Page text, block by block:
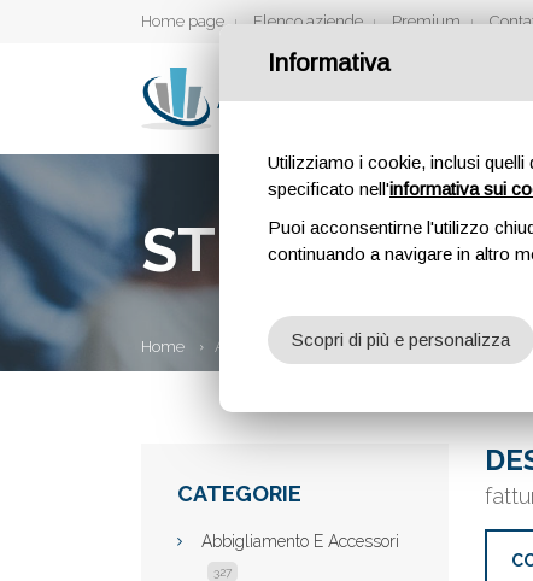
Home page Elenco aziende Premium
STUDIO
Home Aziende Studio notturno
CATEGORIE
Abbigliamento E Accessori
327
Informativa
Utilizziamo i cookie, inclusi
specificato nell'informativa sui
Puoi acconsentirne l'utilizzo
continuando a navigare in altro
Scopri di più e personalizza